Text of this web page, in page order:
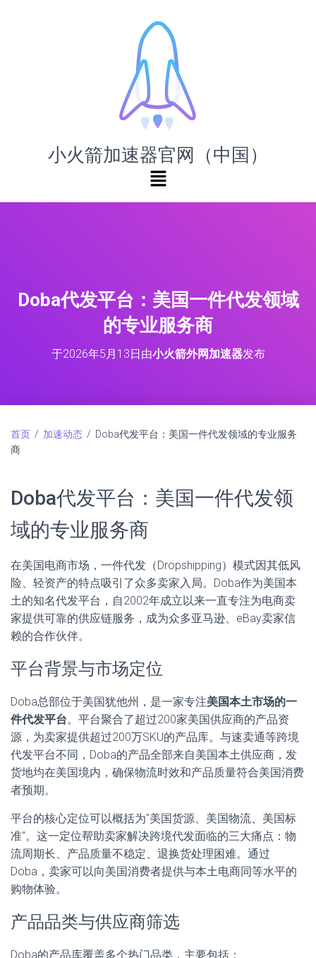
小火箭加速器官网（中国）
Doba代发平台：美国一件代发领域
的专业服务商
于2026年5月13日 由小火箭外网加速器发布
首页 / 加速动态 / Doba代发平台：美国一件代发领域的专业服务
商
Doba代发平台：美国一件代发领
域的专业服务商
在美国电商市场，一件代发（Dropshipping）模式因其低风
险、轻资产的特点吸引了众多卖家入局。Doba作为美国本
土的知名代发平台，自2002年成立以来一直专注为电商卖
家提供可靠的供应链服务，成为众多亚马逊、eBay卖家信
赖的合作伙伴。
平台背景与市场定位
Doba总部位于美国犹他州，是一家专注美国本土市场的一
件代发平台。平台聚合了超过200家美国供应商的产品资
源，为卖家提供超过200万SKU的产品库。与速卖通等跨境
代发平台不同，Doba的产品全部来自美国本土供应商，发
货地均在美国境内，确保物流时效和产品质量符合美国消费
者预期。
平台的核心定位可以概括为"美国货源、美国物流、美国标
准"。这一定位帮助卖家解决跨境代发面临的三大痛点：物
流周期长、产品质量不稳定、退换货处理困难。通过
Doba，卖家可以向美国消费者提供与本土电商同等水平的
购物体验。
产品品类与供应商筛选
Doba的产品库覆盖多个热门品类，主要包括：